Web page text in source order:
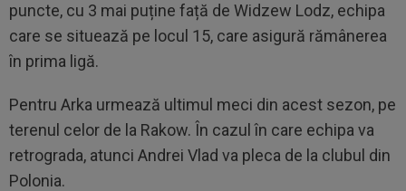
puncte, cu 3 mai puține față de Widzew Lodz, echipa
care se situează pe locul 15, care asigură rămânerea
în prima ligă.
Pentru Arka urmează ultimul meci din acest sezon, pe
terenul celor de la Rakow. În cazul în care echipa va
retrograda, atunci Andrei Vlad va pleca de la clubul din
Polonia.